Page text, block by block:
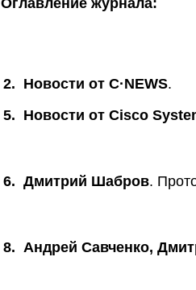
Оглавление журнала:
2. Новости от C·NEWS.
5. Новости от Сisco
6. Дмитрий Шабров.
8. Андрей Савченко,